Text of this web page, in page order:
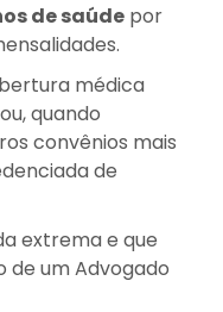
de saúde por
médica
quando
convênios mais
de
extrema e que
de um Advogado